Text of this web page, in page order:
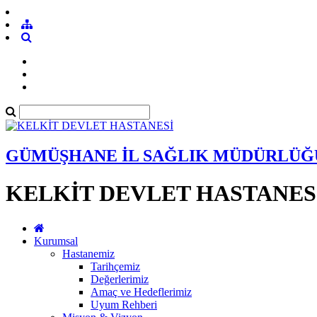
GÜMÜŞHANE İL SAĞLIK
KELKİT DEVLET
Kurumsal
Hastanemiz
Tarihçemiz
Değerlerimiz
Amaç ve Hedeflerimiz
Uyum Rehberi